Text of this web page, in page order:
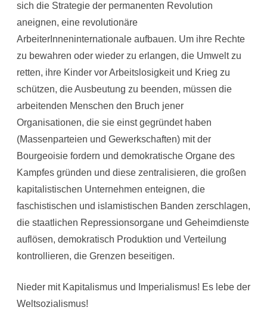
sich die Strategie der permanenten Revolution
aneignen, eine revolutionäre
ArbeiterInneninternationale aufbauen. Um ihre Rechte
zu bewahren oder wieder zu erlangen, die Umwelt zu
retten, ihre Kinder vor Arbeitslosigkeit und Krieg zu
schützen, die Ausbeutung zu beenden, müssen die
arbeitenden Menschen den Bruch jener
Organisationen, die sie einst gegründet haben
(Massenparteien und Gewerkschaften) mit der
Bourgeoisie fordern und demokratische Organe des
Kampfes gründen und diese zentralisieren, die großen
kapitalistischen Unternehmen enteignen, die
faschistischen und islamistischen Banden zerschlagen,
die staatlichen Repressionsorgane und Geheimdienste
auflösen, demokratisch Produktion und Verteilung
kontrollieren, die Grenzen beseitigen.
Nieder mit Kapitalismus und Imperialismus! Es lebe der
Weltsozialismus!